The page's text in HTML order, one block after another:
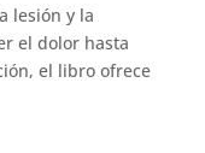
lesión y la
el dolor hasta
el libro ofrece